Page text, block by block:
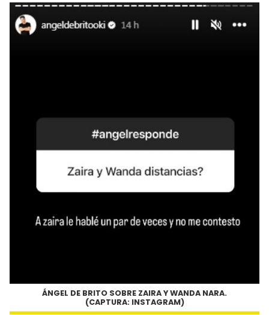
ÁNGEL DE BRITO SOBRE ZAIRA Y WANDA NARA.
(CAPTURA: INSTAGRAM)